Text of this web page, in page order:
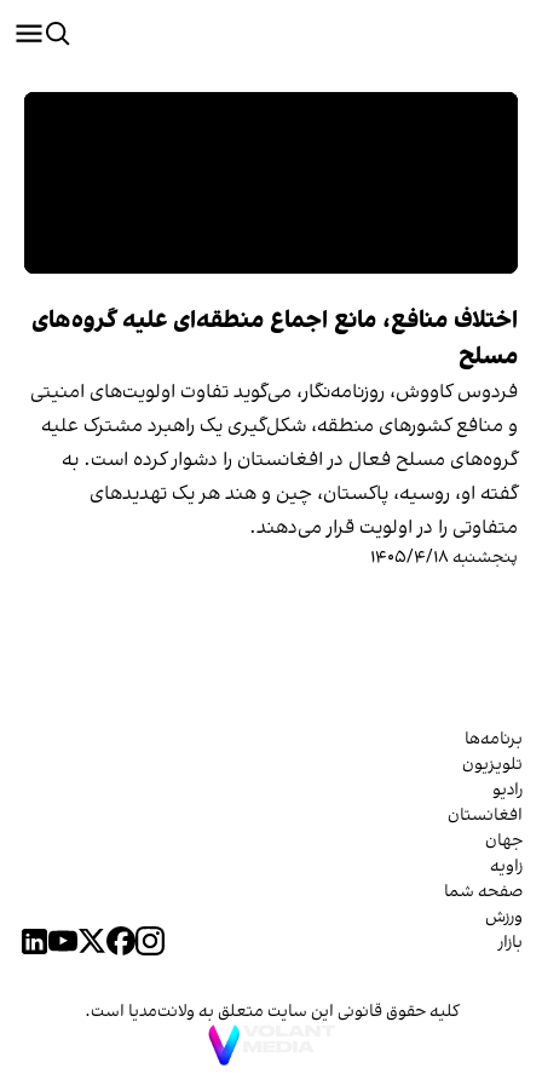
اختلاف منافع، مانع اجماع منطقه‌ای علیه گروه‌های
مسلح
فردوس کاووش، روزنامه‌نگار، می‌گوید تفاوت اولویت‌های امنیتی
و منافع کشورهای منطقه، شکل‌گیری یک راهبرد مشترک علیه
گروه‌های مسلح فعال در افغانستان را دشوار کرده است. به
گفته او، روسیه، پاکستان، چین و هند هر یک تهدیدهای
متفاوتی را در اولویت قرار می‌دهند.
پنجشنبه ۱۴۰۵/۴/۱۸
برنامه‌ها
تلویزیون
رادیو
افغانستان
جهان
زاویه
صفحه شما
ورزش
بازار
کلیه حقوق قانونی این سایت متعلق به ولانت‌مدیا است.